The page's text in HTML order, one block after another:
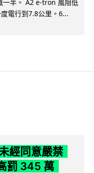
一半。 A2 e-tron 風阻低
電行到7.8公里。6...
經同意嚴禁
罰 345 萬